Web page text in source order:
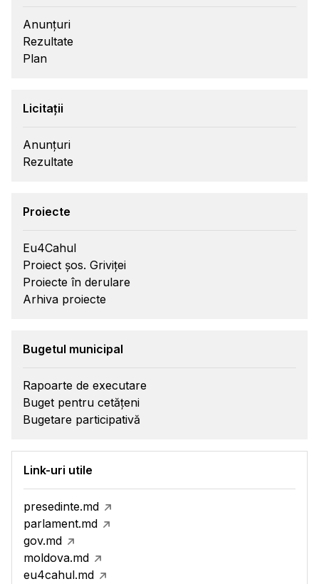
Anunțuri
Rezultate
Plan
Licitații
Anunțuri
Rezultate
Proiecte
Eu4Cahul
Proiect șos. Griviței
Proiecte în derulare
Arhiva proiecte
Bugetul municipal
Rapoarte de executare
Buget pentru cetățeni
Bugetare participativă
Link-uri utile
presedinte.md
parlament.md
gov.md
moldova.md
eu4cahul.md